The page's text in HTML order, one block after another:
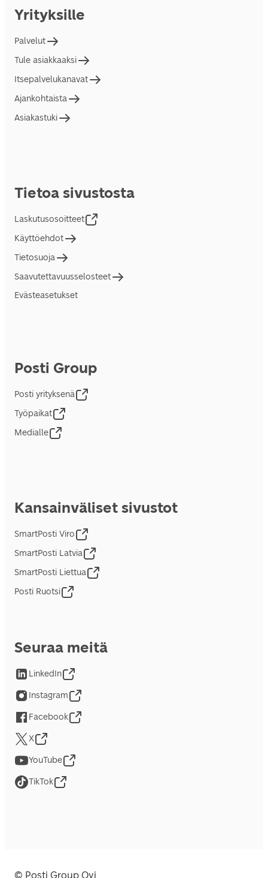
Yrityksille
Palvelut
Tule asiakkaaksi
Itsepalvelukanavat
Ajankohtaista
Asiakastuki
Tietoa sivustosta
Laskutusosoitteet
Käyttöehdot
Tietosuoja
Saavutettavuusselosteet
Evästeasetukset
Posti Group
Posti yrityksenä
Työpaikat
Medialle
Kansainväliset sivustot
SmartPosti Viro
SmartPosti Latvia
SmartPosti Liettua
Posti Ruotsi
Seuraa meitä
LinkedIn
Instagram
Facebook
X
YouTube
TikTok
© Posti Group Oyj